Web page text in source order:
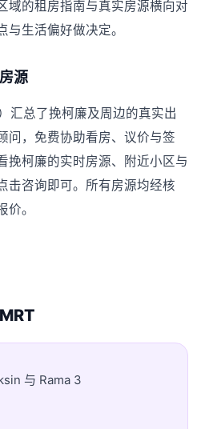
域的租房指南与真实房源横向对
与生活偏好做决定。
源
汇总了挽柯廉及周边的真实出
问，免费协助看房、议价与签
挽柯廉的实时房源、附近小区与
击咨询即可。所有房源均经核
。
与 Rama 3